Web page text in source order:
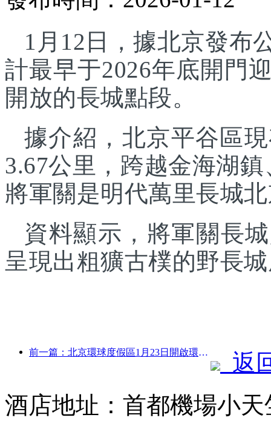
1月12日，據北京發布
計最早于2026年底開門
開放的長城點段。
據介紹，北京平谷區
3.67公里，跨越金海湖
將軍關是明代萬里長城
資料顯示，將軍關長
呈現出粗獷古樸的野長
前一篇：北京環球度假區1月23日開啟環球中國年活動，持續40天
返
酒店地址：首都機場小